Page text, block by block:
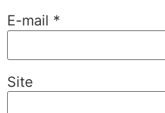
E-mail *
Site